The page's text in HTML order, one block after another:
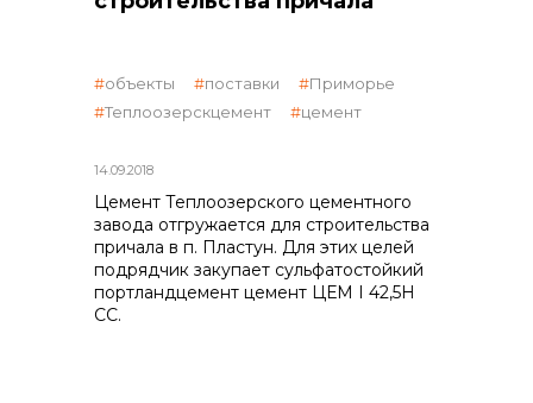
общая информация
объявленные закупки
реализация неликвидов
контакты отдела закупок
14.09.2018
объекты поставки
Приморье
Теплоозерскцемент
цемент
Цемент Теплоозерского цементного
завода отгружается для строительства
причала в п. Пластун. Для этих целей
подрядчик закупает сульфатостойкий
портландцемент цемент ЦЕМ I 42,5Н
СС.